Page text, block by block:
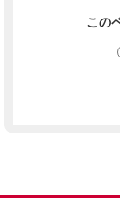
この